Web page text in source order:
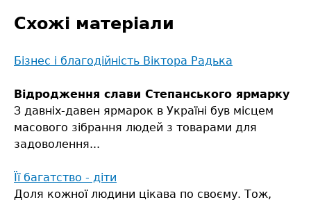
Схожі матеріали
Бізнес і благодійність Віктора Радька
Відродження слави Степанського ярмарку
З давніх-давен ярмарок в Україні був місцем
масового зібрання людей з товарами для
задоволення...
Її багатство - діти
Доля кожної людини цікава по своєму. Тож,